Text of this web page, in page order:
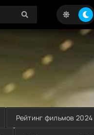
Рейтинг фильмов 2024